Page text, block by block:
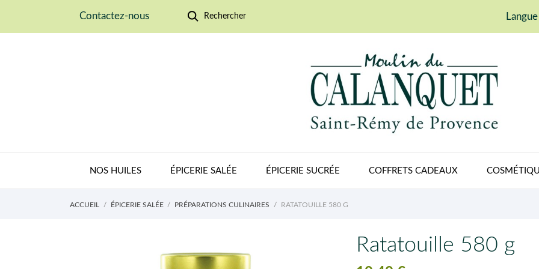
Contactez-nous Rechercher Langue
NOS HUILES ÉPICERIE SALÉE ÉPICERIE SUCRÉE COFFRETS CADEAUX
ACCUEIL ÉPICERIE SALÉE PRÉPARATIONS CULINAIRES RATATOUILLE 580 G
Ratatouille 580 g